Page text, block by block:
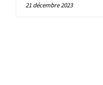
21 décembre 2023